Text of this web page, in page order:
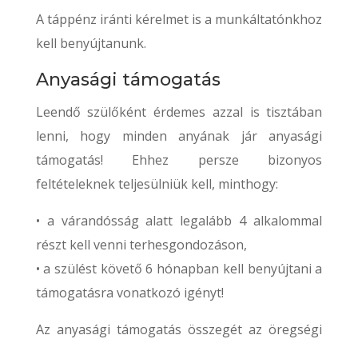
A táppénz iránti kérelmet is a munkáltatónkhoz
kell benyújtanunk.
Anyasági támogatás
Leendő szülőként érdemes azzal is tisztában
lenni, hogy minden anyának jár anyasági
támogatás! Ehhez persze bizonyos
feltételeknek teljesülniük kell, minthogy:
• a várandósság alatt legalább 4 alkalommal
részt kell venni terhesgondozáson,
• a szülést követő 6 hónapban kell benyújtani a
támogatásra vonatkozó igényt!
Az anyasági támogatás összegét az öregségi